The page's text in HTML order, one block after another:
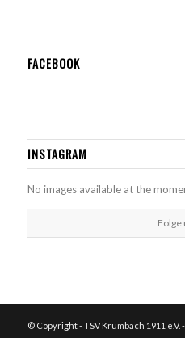
FACEBOOK
INSTAGRAM
No images available at the
Folge
© Copyright - TSV Krumbach 1911 e.V. -